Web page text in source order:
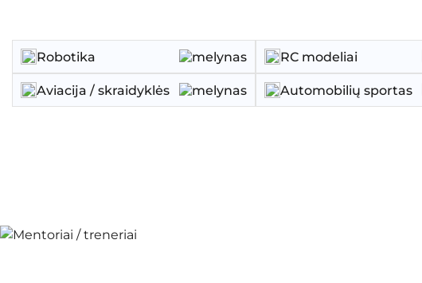
Robotika RC modeliai
Aviacija / skraidyklės Automobilių sportas